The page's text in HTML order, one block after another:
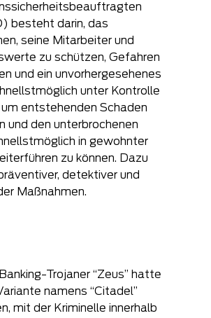
besteht darin, das
seine Mitarbeiter und
zu schützen, Gefahren
und ein unvorhergesehenes
unter Kontrolle
um entstehenden Schaden
und den unterbrochenen
in gewohnter
zu können. Dazu
detektiver und
Maßnahmen.
Trojaner “Zeus” hatte
namens “Citadel”
mit der Kriminelle innerhalb